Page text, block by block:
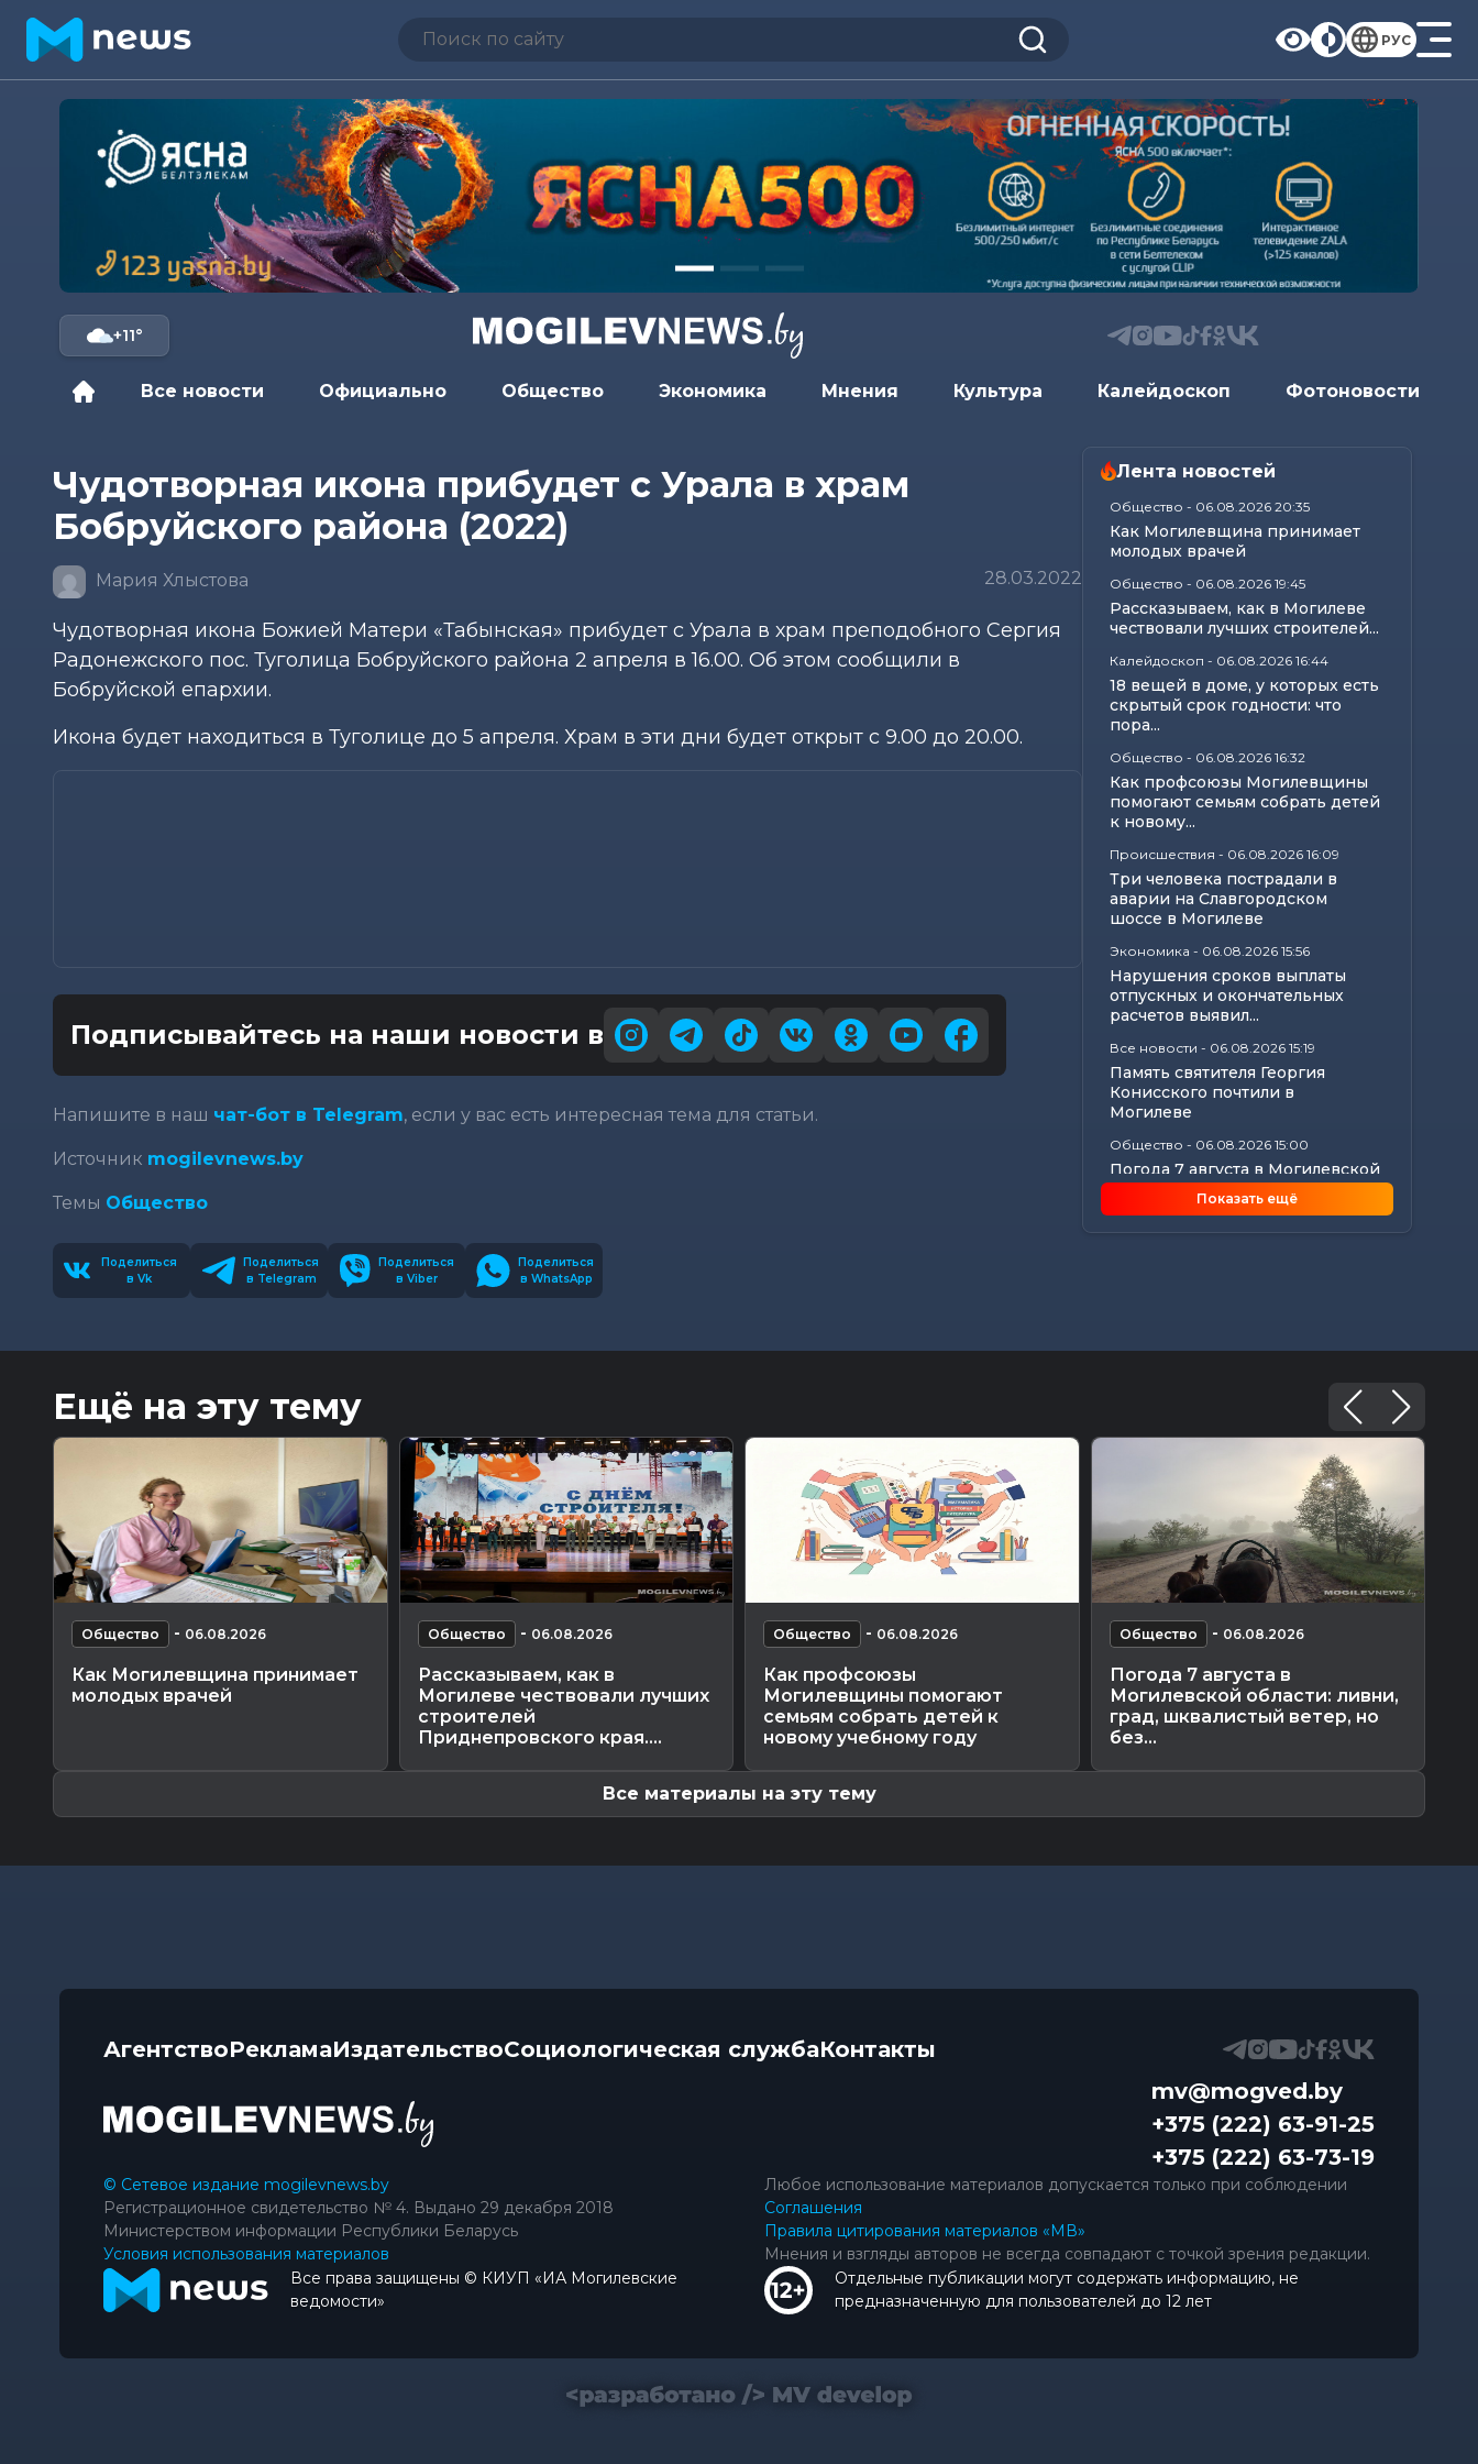
РУС
+11°
Все новости Официально Общество Экономика Мнения Культура Калейдоскоп Фотоновости
Чудотворная икона прибудет с Урала в храм
Бобруйского района (2022)
Мария Хлыстова 28.03.2022
Чудотворная икона Божией Матери «Табынская» прибудет с Урала в храм преподобного Сергия
Радонежского пос. Туголица Бобруйского района 2 апреля в 16.00. Об этом сообщили в
Бобруйской епархии.
Икона будет находиться в Туголице до 5 апреля. Храм в эти дни будет открыт с 9.00 до 20.00.
Подписывайтесь на наши новости в
Напишите в наш чат-бот в Telegram, если у вас есть интересная тема для статьи.
Источник mogilevnews.by
Темы Общество
Поделиться
в Vk
Поделиться
в Telegram
Поделиться
в Viber
Поделиться
в WhatsApp
Лента новостей
Общество - 06.08.2026 20:35
Как Могилевщина принимает
молодых врачей
Общество - 06.08.2026 19:45
Рассказываем, как в Могилеве
чествовали лучших строителей...
Калейдоскоп - 06.08.2026 16:44
18 вещей в доме, у которых есть
скрытый срок годности: что
пора...
Общество - 06.08.2026 16:32
Как профсоюзы Могилевщины
помогают семьям собрать детей
к новому...
Происшествия - 06.08.2026 16:09
Три человека пострадали в
аварии на Славгородском
шоссе в Могилеве
Экономика - 06.08.2026 15:56
Нарушения сроков выплаты
отпускных и окончательных
расчетов выявил...
Все новости - 06.08.2026 15:19
Память святителя Георгия
Конисского почтили в
Могилеве
Общество - 06.08.2026 15:00
Погода 7 августа в Могилевской
области: ливни, град,
шквалистый...
Показать ещё
Ещё на эту тему
Общество - 06.08.2026
Как Могилевщина принимает
молодых врачей
Общество - 06.08.2026
Рассказываем, как в
Могилеве чествовали лучших
строителей
Приднепровского края....
Общество - 06.08.2026
Как профсоюзы
Могилевщины помогают
семьям собрать детей к
новому учебному году
Общество - 06.08.2026
Погода 7 августа в
Могилевской области: ливни,
град, шквалистый ветер, но
без...
Все материалы на эту тему
АгентствоРекламаИздательствоСоциологическая службаКонтакты
mv@mogved.by
+375 (222) 63-91-25
+375 (222) 63-73-19
© Сетевое издание mogilevnews.by
Регистрационное свидетельство № 4. Выдано 29 декабря 2018
Министерством информации Республики Беларусь
Условия использования материалов
Любое использование материалов допускается только при соблюдении
Соглашения
Правила цитирования материалов «МВ»
Мнения и взгляды авторов не всегда совпадают с точкой зрения редакции.
Все права защищены © КИУП «ИА Могилевские
ведомости»
Отдельные публикации могут содержать информацию, не
предназначенную для пользователей до 12 лет